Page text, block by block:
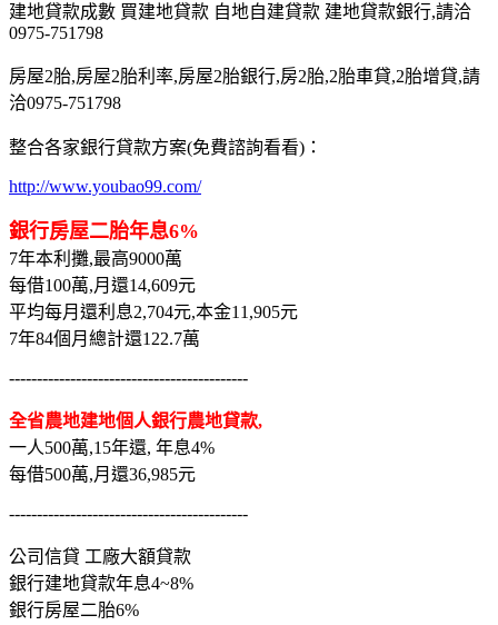
建地貸款成數 買建地貸款 自地自建貸款 建地貸款銀行,請洽
0975-751798
房屋2胎,房屋2胎利率,房屋2胎銀行,房2胎,2胎車貸,2胎增貸,請
洽0975-751798
整合各家銀行貸款方案(免費諮詢看看)：
http://www.youbao99.com/
銀行房屋二胎年息6%
7年本利攤,最高9000萬
每借100萬,月還14,609元
平均每月還利息2,704元,本金11,905元
7年84個月總計還122.7萬
-------------------------------------------
全省農地建地個人銀行農地貸款,
一人500萬,15年還, 年息4%
每借500萬,月還36,985元
-------------------------------------------
公司信貸 工廠大額貸款
銀行建地貸款年息4~8%
銀行房屋二胎6%